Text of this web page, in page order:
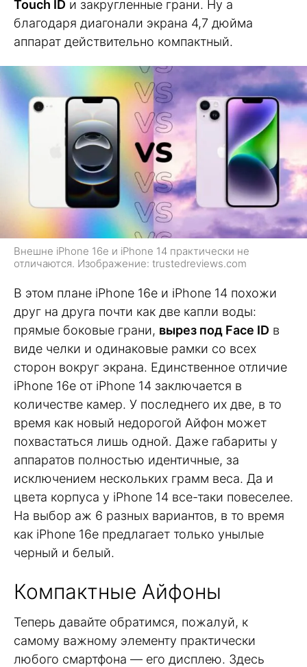
Touch ID и закругленные грани. Ну а
благодаря диагонали экрана 4,7 дюйма
аппарат действительно компактный.
Внешне iPhone 16e и iPhone 14 практически не
отличаются. Изображение: trustedreviews.com
В этом плане iPhone 16e и iPhone 14 похожи
друг на друга почти как две капли воды:
прямые боковые грани, вырез под Face ID в
виде челки и одинаковые рамки со всех
сторон вокруг экрана. Единственное отличие
iPhone 16e от iPhone 14 заключается в
количестве камер. У последнего их две, в то
время как новый недорогой Айфон может
похвастаться лишь одной. Даже габариты у
аппаратов полностью идентичные, за
исключением нескольких грамм веса. Да и
цвета корпуса у iPhone 14 все-таки повеселее.
На выбор аж 6 разных вариантов, в то время
как iPhone 16e предлагает только унылые
черный и белый.
Компактные Айфоны
Теперь давайте обратимся, пожалуй, к
самому важному элементу практически
любого смартфона — его дисплею. Здесь